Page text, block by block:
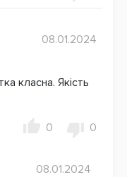
08.01.2024
класна. Якість
0 0
08.01.2024